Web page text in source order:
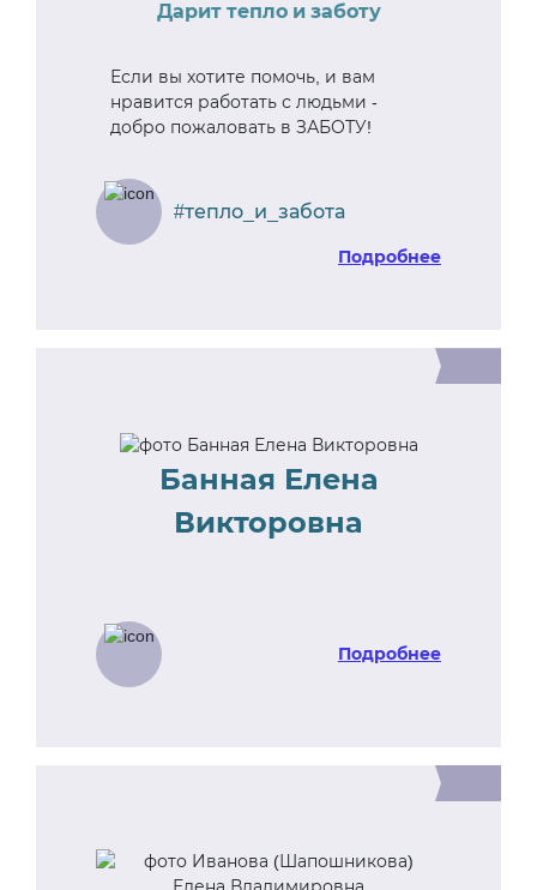
Дарит тепло и заботу
Если вы хотите помочь, и вам
нравится работать с людьми -
добро пожаловать в ЗАБОТУ!
#тепло_и_забота
Подробнее
Банная Елена
Викторовна
Подробнее